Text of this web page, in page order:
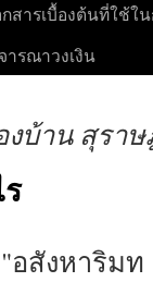
กสารเบื้องต้นที่ใช้ใ
ารณาวงเงิน
งบ้าน สุรา
"อสังหาริม